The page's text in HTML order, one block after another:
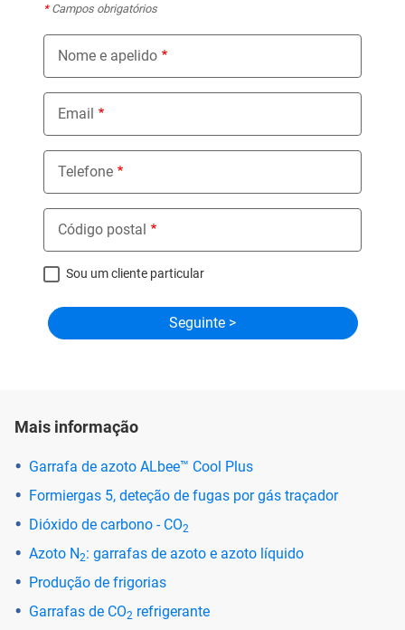
*Campos obrigatórios
Nome e apelido
Email
Telefone
Código postal
Sou um cliente particular
Mais informação
Garrafa de azoto ALbee™ Cool Plus
Formiergas 5, deteção de fugas por gás traçador
Dióxido de carbono - CO2
Azoto N2: garrafas de azoto e azoto líquido
Produção de frigorias
Garrafas de CO2 refrigerante